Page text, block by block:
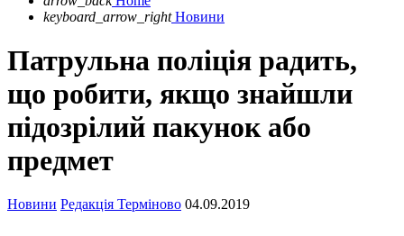
keyboard_arrow_right Новини
Патрульна поліція радить,
що робити, якщо знайшли
підозрілий пакунок або
предмет
Новини Редакція Терміново 04.09.2019